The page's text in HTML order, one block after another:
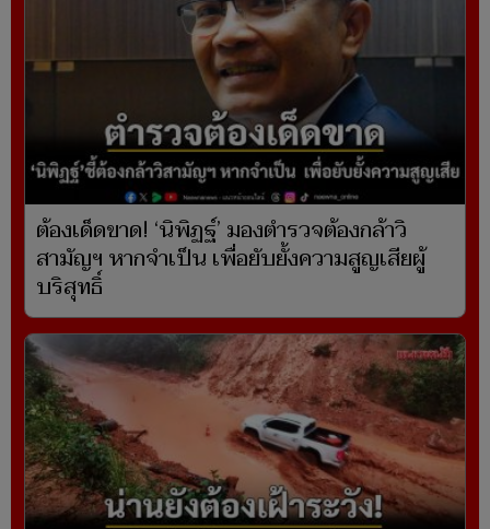
ต้องเด็ดขาด! ‘นิพิฏฐ์’ มองตำรวจต้องกล้าวิ
สามัญฯ หากจำเป็น เพื่อยับยั้งความสูญเสียผู้
บริสุทธิ์